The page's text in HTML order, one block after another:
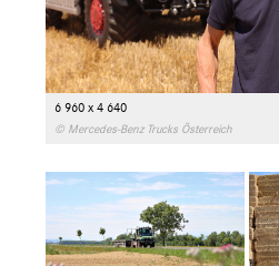
6 960 x 4 640
© Mercedes-Benz Trucks Österreich